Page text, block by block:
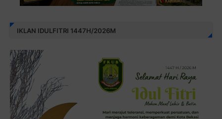
IKLAN IDULFITRI 1447H/2026M